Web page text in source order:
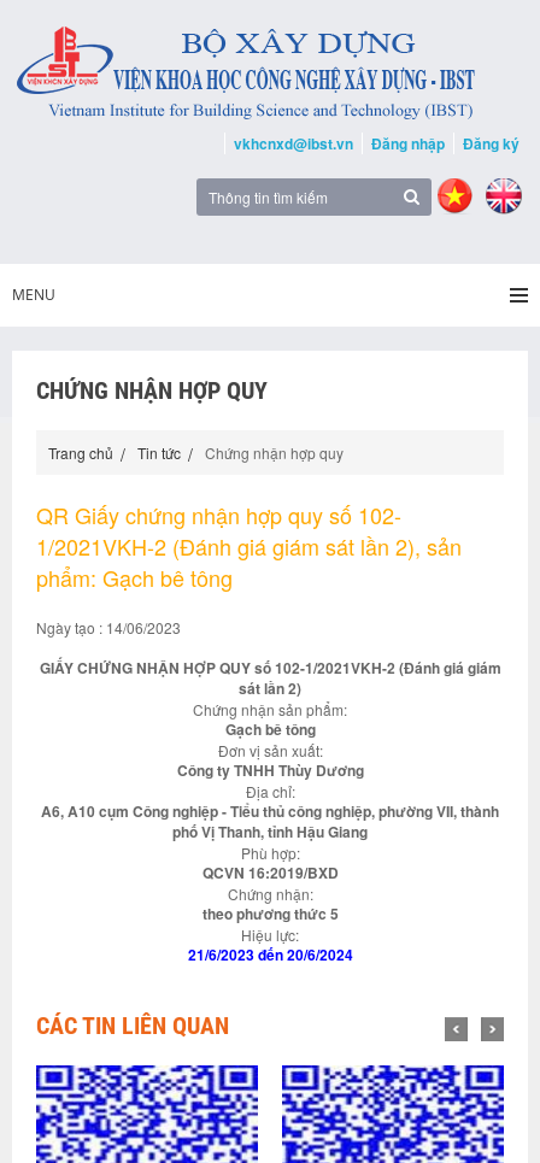
vkhcnxd@ibst.vn Đăng nhập Đăng ký
MENU
CHỨNG NHẬN HỢP QUY
Trang chủ Tin tức Chứng nhận hợp quy
QR Giấy chứng nhận hợp quy số 102-
1/2021VKH-2 (Đánh giá giám sát lần 2), sản
phẩm: Gạch bê tông
Ngày tạo : 14/06/2023
GIẤY CHỨNG NHẬN HỢP QUY số 102-1/2021VKH-2 (Đánh giá giám
sát lần 2)
Chứng nhận sản phẩm:
Gạch bê tông
Đơn vị sản xuất:
Công ty TNHH Thùy Dương
Địa chỉ:
A6, A10 cụm Công nghiệp - Tiểu thủ công nghiệp, phường VII, thành
phố Vị Thanh, tỉnh Hậu Giang
Phù hợp:
QCVN 16:2019/BXD
Chứng nhận:
theo phương thức 5
Hiệu lực:
21/6/2023 đến 20/6/2024
CÁC TIN LIÊN QUAN